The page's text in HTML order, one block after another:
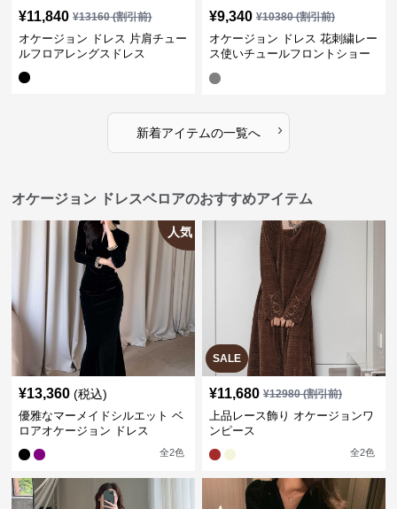
¥11,840 ¥13160(割引前)
オケージョン ドレス 片肩チュー
ルフロアレングスドレス
¥9,340 ¥10380(割引前)
オケージョン ドレス 花刺繍レー
ス使いチュールフロントショー
新着アイテムの一覧へ ›
オケージョン ドレスベロアのおすすめアイテム
人気
¥13,360 (税込)
優雅なマーメイドシルエット ベ
ロアオケージョン ドレス
全2色
SALE
¥11,680 ¥12980(割引前)
上品レース飾り オケージョンワ
ンピース
全2色